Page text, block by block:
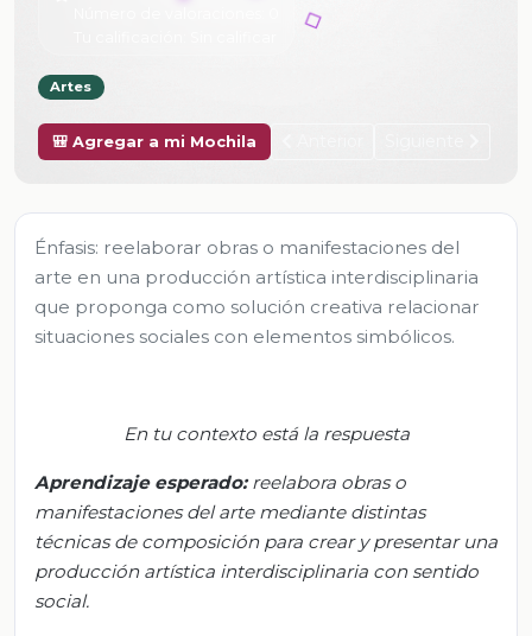
Artes
🎒 Agregar a mi Mochila
Énfasis: reelaborar obras o manifestaciones del
arte en una producción artística interdisciplinaria
que proponga como solución creativa relacionar
situaciones sociales con elementos simbólicos.
En tu contexto está la respuesta
Aprendizaje esperado: reelabora obras o
manifestaciones del arte mediante distintas
técnicas de composición para crear y presentar una
producción artística interdisciplinaria con sentido
social.